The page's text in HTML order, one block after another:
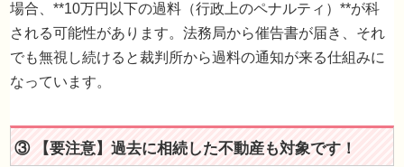
場合、**10万円以下の過料（行政上のペナルティ）**が科
される可能性があります。法務局から催告書が届き、それ
でも無視し続けると裁判所から過料の通知が来る仕組みに
なっています。